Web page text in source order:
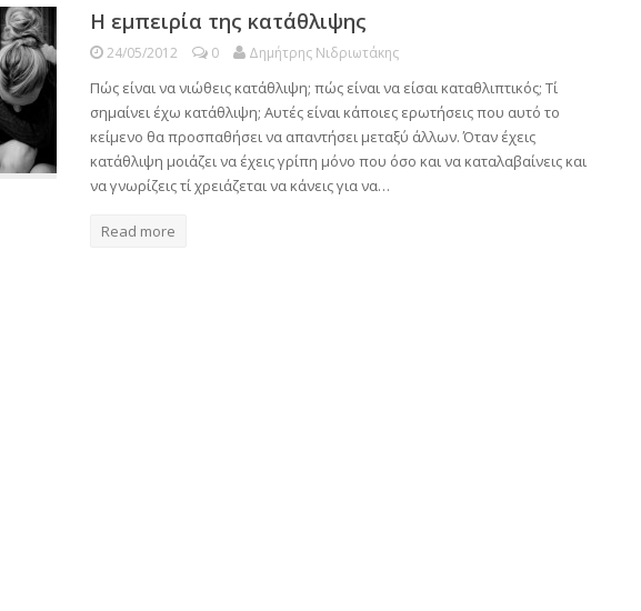
Η εμπειρία της κατάθλιψης
24/05/2012 0 Δημήτρης Νιδριωτάκης
Πώς είναι να νιώθεις κατάθλιψη; πώς είναι να είσαι καταθλιπτικός; Τί
σημαίνει έχω κατάθλιψη; Αυτές είναι κάποιες ερωτήσεις που αυτό το
κείμενο θα προσπαθήσει να απαντήσει μεταξύ άλλων. Όταν έχεις
κατάθλιψη μοιάζει να έχεις γρίπη μόνο που όσο και να καταλαβαίνεις και
να γνωρίζεις τί χρειάζεται να κάνεις για να…
Read more